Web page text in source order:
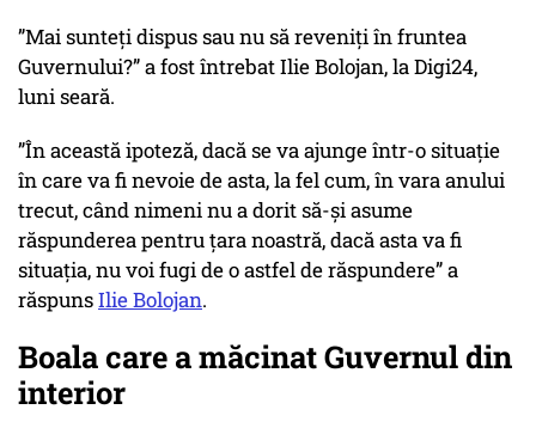
”Mai sunteți dispus sau nu să reveniți în fruntea
Guvernului?” a fost întrebat Ilie Bolojan, la Digi24,
luni seară.
”În această ipoteză, dacă se va ajunge într-o situație
în care va fi nevoie de asta, la fel cum, în vara anului
trecut, când nimeni nu a dorit să-și asume
răspunderea pentru țara noastră, dacă asta va fi
situația, nu voi fugi de o astfel de răspundere” a
răspunsIlie Bolojan.
Boala care a măcinat Guvernul din
interior